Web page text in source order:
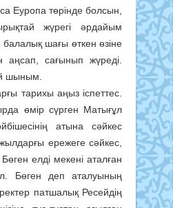
Еуропа төрінде болсын,
жүрегі әрдайым
балалық шағы өткен өзіне
аңсап, сағынып жүреді.
шыным.
тарихы аңыз іспеттес.
өмір сүрген Матығұл
атына сәйкес
ережеге сәйкес,
елді мекені аталған
Бөген деп аталуының
патшалық Ресейдің